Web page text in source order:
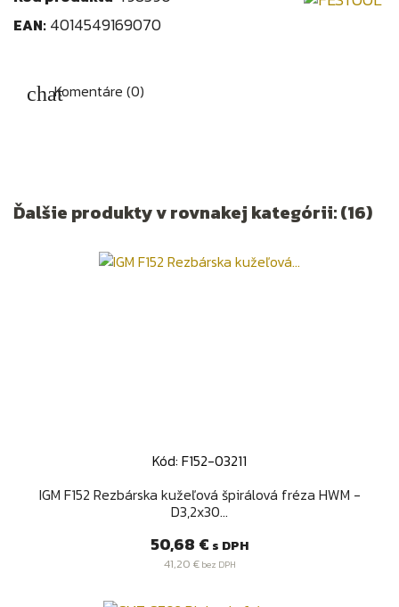
EAN: 4014549169070
Komentáre (0)
Ďalšie produkty v rovnakej kategórii: (16)
Kód: F152-03211
IGM F152 Rezbárska kužeľová špirálová fréza HWM -
D3,2x30...
Cena
50,68 € s DPH
41,20 €bez DPH